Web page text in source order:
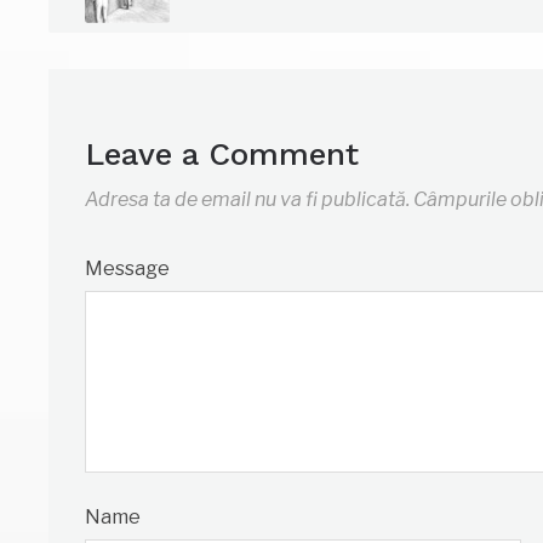
Leave a Comment
Adresa ta de email nu va fi publicată. Câmpurile
Message
Name